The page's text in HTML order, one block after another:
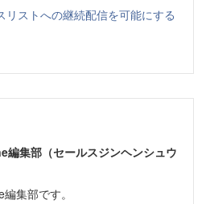
ストへの継続配信を可能にする
編集部（セールスジンヘンシュウ
編集部です。